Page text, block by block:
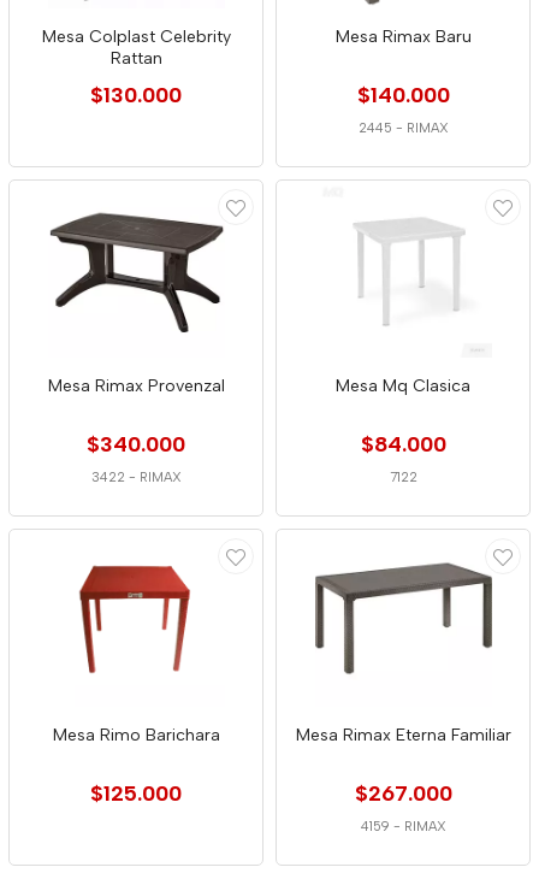
Mesa Colplast Celebrity
Rattan
$130.000
Mesa Rimax Baru
$140.000
2445 - RIMAX
Mesa Rimax Provenzal
$340.000
3422 - RIMAX
Mesa Mq Clasica
$84.000
7122
Mesa Rimo Barichara
$125.000
Mesa Rimax Eterna Familiar
$267.000
4159 - RIMAX